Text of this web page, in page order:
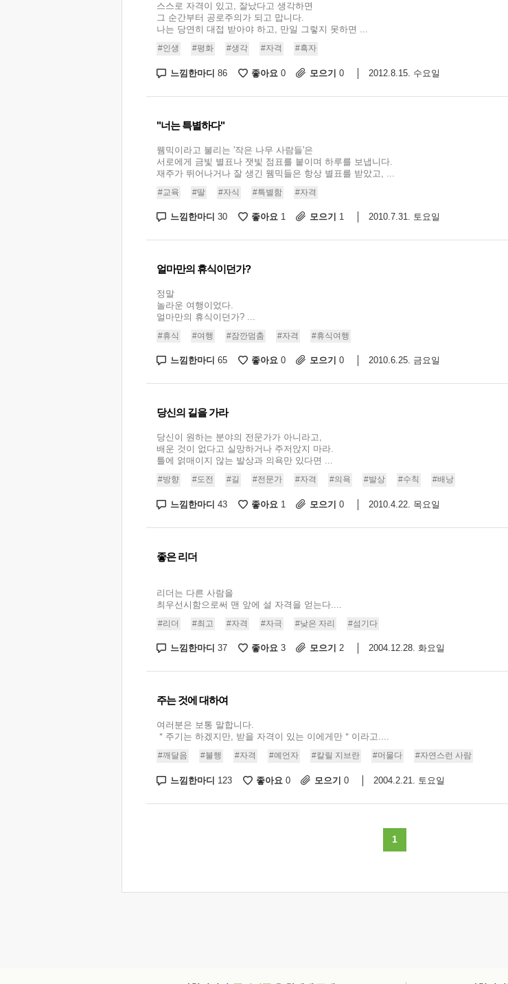
스스로 자격이 있고, 잘났다고 생각하면
그 순간부터 공로주의가 되고 맙니다.
나는 당연히 대접 받아야 하고, 만일 그렇지 못하면 ...
#인생 #평화 #생각 #자격 #흑자
느낌한마디 86 좋아요 0 모으기 0 2012.8.15. 수요일
"너는 특별하다"
웸믹이라고 불리는 '작은 나무 사람들'은
서로에게 금빛 별표나 잿빛 점표를 붙이며 하루를 보냅니다.
재주가 뛰어나거나 잘 생긴 웸믹들은 항상 별표를 받았고, ...
#교육 #딸 #자식 #특별함 #자격
느낌한마디 30 좋아요 1 모으기 1 2010.7.31. 토요일
얼마만의 휴식이던가?
정말
놀라운 여행이었다.
얼마만의 휴식이던가? ...
#휴식 #여행 #잠깐멈춤 #자격 #휴식여행
느낌한마디 65 좋아요 0 모으기 0 2010.6.25. 금요일
당신의 길을 가라
당신이 원하는 분야의 전문가가 아니라고,
배운 것이 없다고 실망하거나 주저앉지 마라.
틀에 얽매이지 않는 발상과 의욕만 있다면 ...
#방향 #도전 #길 #전문가 #자격 #의욕 #발상 #수칙 #배낭
느낌한마디 43 좋아요 1 모으기 0 2010.4.22. 목요일
좋은 리더
리더는 다른 사람을
최우선시함으로써 맨 앞에 설 자격을 얻는다....
#리더 #최고 #자격 #자극 #낮은 자리 #섬기다
느낌한마디 37 좋아요 3 모으기 2 2004.12.28. 화요일
주는 것에 대하여
여러분은 보통 말합니다.
＂주기는 하겠지만, 받을 자격이 있는 이에게만＂이라고....
#깨달음 #불행 #자격 #예언자 #칼릴 지브란 #머물다 #자연스런 사람
느낌한마디 123 좋아요 0 모으기 0 2004.2.21. 토요일
1